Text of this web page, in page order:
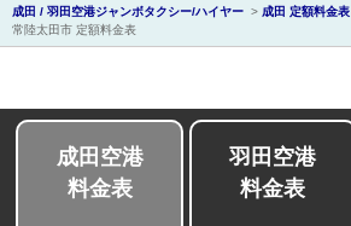
成田 / 羽田空港ジャンボタクシー/ハイヤー > 成田 定額料金表
常陸太田市 定額料金表
成田空港
料金表
羽田空港
料金表